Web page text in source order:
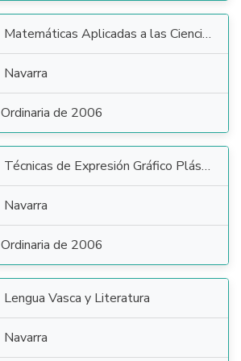
Matemáticas Aplicadas a las Ciencias Sociales
Navarra
Ordinaria de 2006
Técnicas de Expresión Gráfico Plástica
Navarra
Ordinaria de 2006
Lengua Vasca y Literatura
Navarra